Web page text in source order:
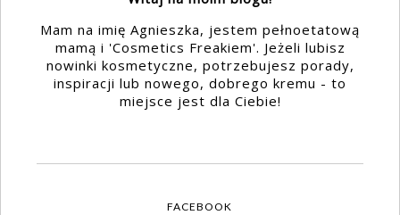
Mam na imię Agnieszka, jestem pełnoetatową
mamą i 'Cosmetics Freakiem'. Jeżeli lubisz
nowinki kosmetyczne, potrzebujesz porady,
inspiracji lub nowego, dobrego kremu - to
miejsce jest dla Ciebie!
FACEBOOK